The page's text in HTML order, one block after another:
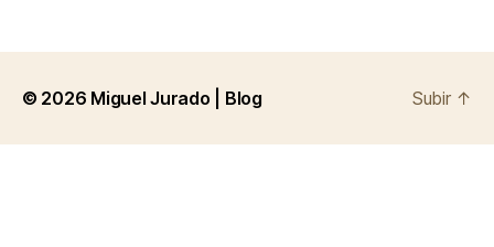
© 2026 Miguel Jurado | Blog Subir ↑